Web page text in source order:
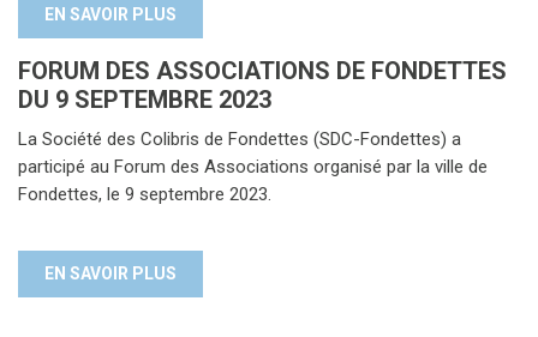
EN SAVOIR PLUS
FORUM DES ASSOCIATIONS DE FONDETTES
DU 9 SEPTEMBRE 2023
La Société des Colibris de Fondettes (SDC-Fondettes) a
participé au Forum des Associations organisé par la ville de
Fondettes, le 9 septembre 2023.
EN SAVOIR PLUS